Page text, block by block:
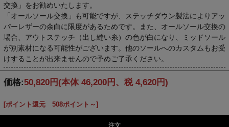
交換」をお勧めいたします。
「オールソール交換」も可能ですが、ステッチダウン製法によりアッ
パーレザーの余白に限度があるためです。また、オールソール交換の
場合、アウトステッチ（出し縫い糸）の色が白になり、ミッドソール
が別素材になる可能性がございます。他のソールへのカスタムもお受
けすることが出来ませんので予めご了承ください。
価格:50,820円 (本体 46,200円、税 4,620円)
[ポイント還元 508ポイント～]
注文